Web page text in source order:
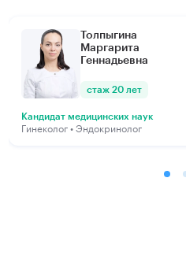
Толпыгина
Маргарита
Геннадьевна
стаж 20 лет
Кандидат медицинских наук
Гинеколог • Эндокринолог